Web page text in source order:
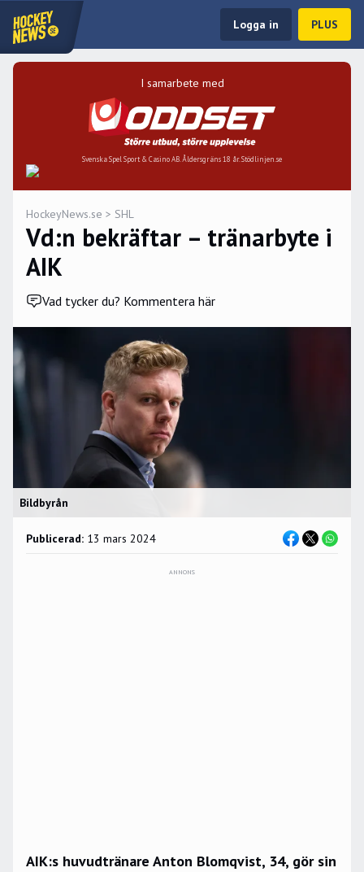
Logga in PLUS
I samarbete med
Svenska Spel Sport & Casino AB. Åldersgräns 18 år. Stödlinjen.se
HockeyNews.se > SHL
Vd:n bekräftar – tränarbyte i
AIK
Vad tycker du? Kommentera här
Bildbyrån
Publicerad: 13 mars 2024
ANNONS
AIK:s huvudtränare Anton Blomqvist, 34, gör sin